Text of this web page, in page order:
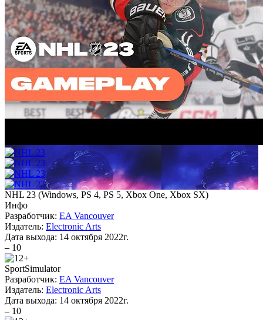
NHL 23 (Windows, PS 4, PS 5, Xbox One, Xbox SX)
Инфо
Разработчик: EA Vancouver
Издатель: Electronic Arts
Дата выхода: 14 октября 2022г.
– 10
SportSimulator
Разработчик: EA Vancouver
Издатель: Electronic Arts
Дата выхода: 14 октября 2022г.
– 10